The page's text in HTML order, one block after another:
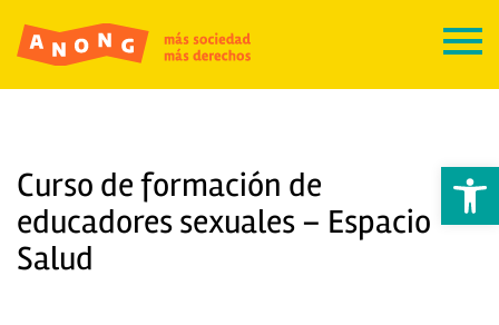
Abrir
Curso de formación de
educadores sexuales – Espacio
Salud